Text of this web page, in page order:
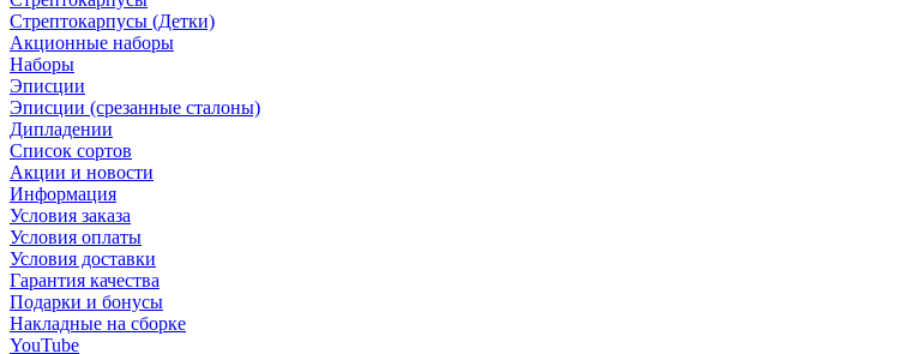
Стрептокарпусы (Детки)
Акционные наборы
Наборы
Эписции
Эписции (срезанные сталоны)
Дипладении
Список сортов
Акции и новости
Информация
Условия заказа
Условия оплаты
Условия доставки
Гарантия качества
Подарки и бонусы
Накладные на сборке
YouTube